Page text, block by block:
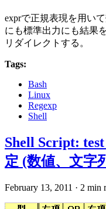
exprで正規表現を用い
にも標準出力にも結果
リダイレクトする。
Tags:
Bash
Linux
Regexp
Shell
Shell Script:
定 (数値、文字
February 13, 2011 · 2 min